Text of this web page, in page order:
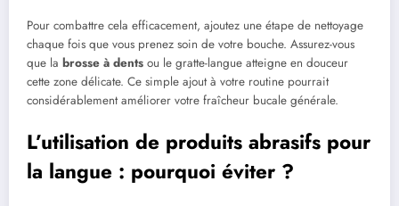
Pour combattre cela efficacement, ajoutez une étape de nettoyage
chaque fois que vous prenez soin de votre bouche. Assurez-vous
que la brosse à dents ou le gratte-langue atteigne en douceur
cette zone délicate. Ce simple ajout à votre routine pourrait
considérablement améliorer votre fraîcheur bucale générale.
L’utilisation de produits abrasifs pour
la langue : pourquoi éviter ?